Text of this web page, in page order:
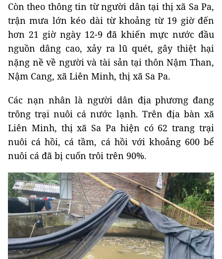
Còn theo thông tin từ người dân tại thị xã Sa Pa,
trận mưa lớn kéo dài từ khoảng từ 19 giờ đến
hơn 21 giờ ngày 12-9 đã khiến mực nước đầu
nguồn dâng cao, xảy ra lũ quét, gây thiệt hại
nặng nề về người và tài sản tại thôn Nậm Than,
Nậm Cang, xã Liên Minh, thị xã Sa Pa.
Các nạn nhân là người dân địa phương đang
trông trại nuôi cá nước lạnh. Trên địa bàn xã
Liên Minh, thị xã Sa Pa hiện có 62 trang trại
nuôi cá hồi, cá tầm, cá hồi với khoảng 600 bể
nuôi cá đã bị cuốn trôi trên 90%.